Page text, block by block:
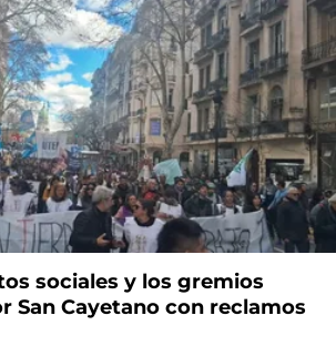
sociales y los gremios
San Cayetano con reclamos